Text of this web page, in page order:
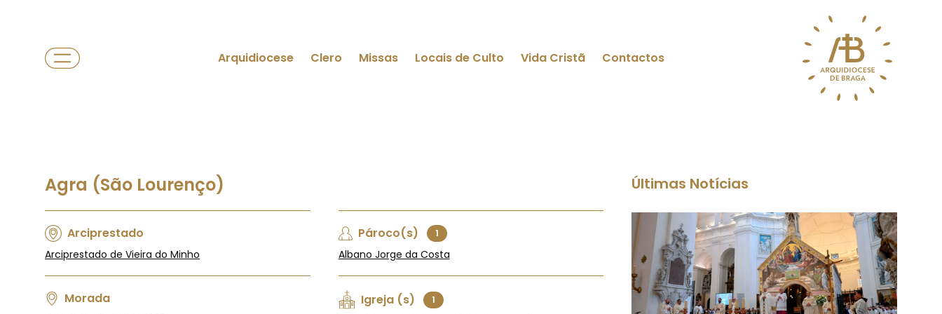
Arquidiocese Clero Missas Locais de Culto Vida Cristã Contactos
Agra (São Lourenço)
Arciprestado
Arciprestado de Vieira do Minho
Morada
Pároco(s) 1
Albano Jorge da Costa
Igreja (s) 1
Últimas Notícias